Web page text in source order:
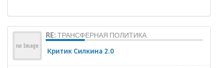
RE: ТРАНСФЕРНАЯ ПОЛИТИКА
Критик Силкина 2.0